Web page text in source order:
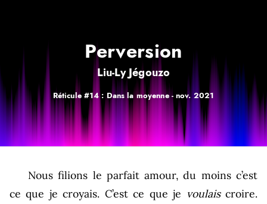
Perversion
Liu-Ly Jégouzo
Réticule #14 : Dans la moyenne -nov. 2021
Nous filions le parfait amour, du moins c’est
ce que je croyais. C’est ce que je voulaiscroire.